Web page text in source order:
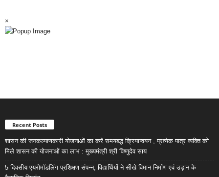
×
Recent Posts
शासन की जनकल्याणकारी योजनाओं का करें समयबद्ध क्रियान्वयन , प्रत्येक पात्र व्यक्ति को
मिले शासन की योजनाओं का लाभ : मुख्यमंत्री श्री विष्णुदेव साय
5 दिवसीय एयरोमॉडलिंग प्रशिक्षण संपन्न, विद्यार्थियों ने सीखे विमान निर्माण एवं उड़ान के